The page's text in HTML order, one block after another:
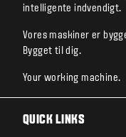
intelligente indvendigt.
Vores maskiner er
Bygget til dig.
Your working machine.
QUICK LINKS